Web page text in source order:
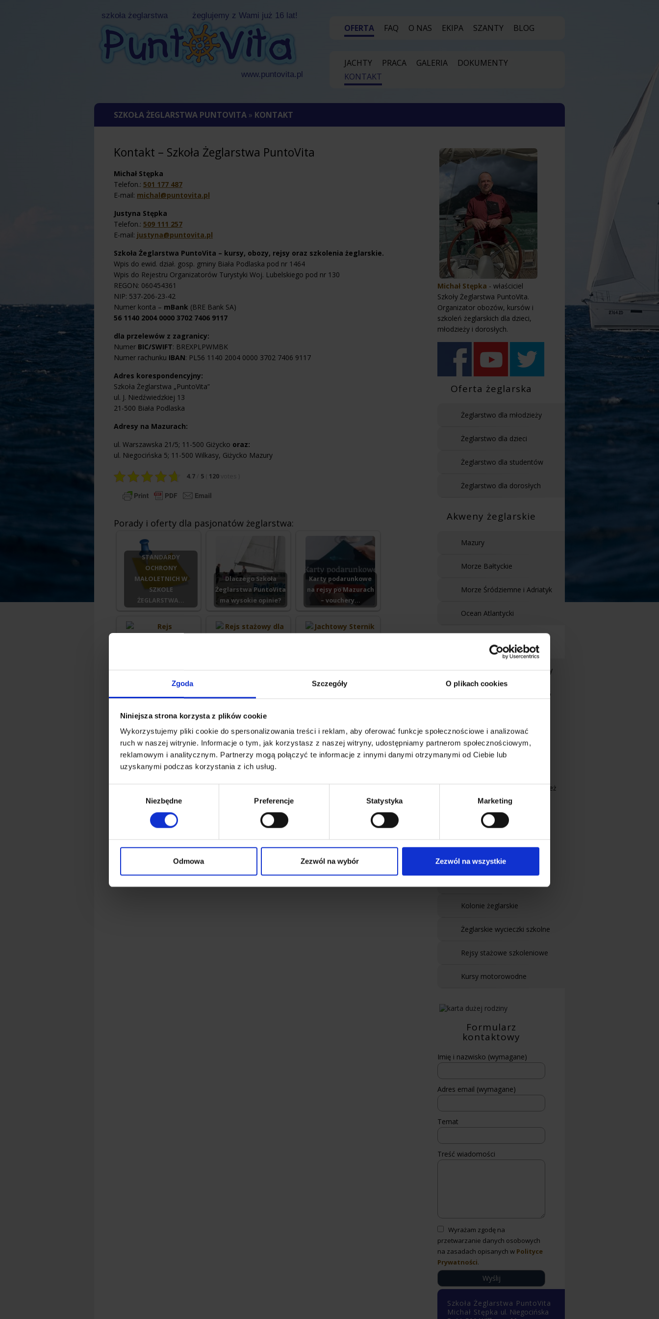
Zgoda Szczegóły O plikach cookies
Niniejsza strona korzysta z plików cookie
Wykorzystujemy pliki cookie do spersonalizowania treści i reklam, aby oferować funkcje społecznościowe i analizować
ruch w naszej witrynie. Informacje o tym, jak korzystasz z naszej witryny, udostępniamy partnerom społecznościowym,
reklamowym i analitycznym. Partnerzy mogą połączyć te informacje z innymi danymi otrzymanymi od Ciebie lub
uzyskanymi podczas korzystania z ich usług.
Niezbędne Preferencje Statystyka Marketing
Odmowa Zezwól na wybór Zezwól na wszystkie
szkoła żeglarstwa żeglujemy z Wami już 16 lat!
www.puntovita.pl
OFERTA FAQ O NAS EKIPA SZANTY BLOG
JACHTY PRACA GALERIA
DOKUMENTY
KONTAKT
SZKOŁA ŻEGLARSTWA PUNTOVITA » KONTAKT
Kontakt – Szkoła Żeglarstwa PuntoVita
Michał Stępka
Telefon.: 501 177 487
E-mail: michal@puntovita.pl
Justyna Stępka
Telefon.: 509 111 257
E-mail: justyna@puntovita.pl
Szkoła Żeglarstwa PuntoVita – kursy, obozy, rejsy oraz szkolenia żeglarskie.
Wpis do ewid. dział. gosp. gminy Biała Podlaska pod nr 1464
Wpis do Rejestru Organizatorów Turystyki Woj. Lubelskiego pod nr 130
REGON: 060454361
NIP: 537-206-23-42
Numer konta – mBank (BRE Bank SA)
56 1140 2004 0000 3702 7406 9117
dla przelewów z zagranicy:
Numer BIC/SWIFT: BREXPLPWMBK
Numer rachunku IBAN: PL56 1140 2004 0000 3702 7406 9117
Adres korespondencyjny:
Szkoła Żeglarstwa „PuntoVita”
ul. J. Niedźwiedzkiej 13
21-500 Biała Podlaska
Adresy na Mazurach:
ul. Warszawska 21/5; 11-500 Giżycko oraz:
ul. Niegocińska 5; 11-500 Wilkasy, Giżycko Mazury
4.7 5 120
Porady i oferty dla pasjonatów żeglarstwa:
STANDARDY
OCHRONY
MAŁOLETNICH W
SZKOLE
ŻEGLARSTWA…
Dlaczego Szkoła
Żeglarstwa PuntoVita
ma wysokie opinie?
Karty podarunkowe
na rejsy po Mazurach
– vouchery…
dorosłych – 8 dni
egzaminem – Gdańsk
Michał Stępka - właściciel
Szkoły Żeglarstwa PuntoVita.
Organizator obozów, kursów i
szkoleń żeglarskich dla dzieci,
młodzieży i dorosłych.
Oferta żeglarska
Żeglarstwo dla młodzieży
Żeglarstwo dla dzieci
Żeglarstwo dla studentów
Żeglarstwo dla dorosłych
Akweny żeglarskie
Mazury
Morze Bałtyckie
Morze Śródziemne i Adriatyk
Ocean Atlantycki
Kursy, obozy, rejsy
Rejsy doszkalające – Mazury
Majówka na Mazurach 2026
Ekspedycja Nidzkie 2026
Kanary – luty 2026 – młodzież
Rejsy żeglarskie
Patent żeglarski
Kolonie żeglarskie
Żeglarskie wycieczki szkolne
Rejsy stażowe szkoleniowe
Kursy motorowodne
Formularz
kontaktowy
Imię i nazwisko (wymagane)
Adres email (wymagane)
Temat
Treść wiadomości
Wyrażam zgodę na
przetwarzanie danych osobowych
na zasadach opisanych w Polityce
Prywatności.
Szkoła Żeglarstwa PuntoVita
Michał Stępka ul. Niegocińska